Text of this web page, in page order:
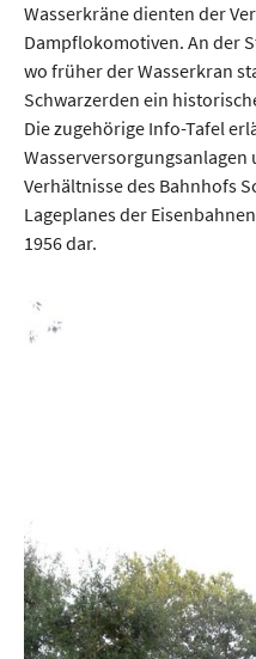
Wasserkräne dienten der
Dampflokomotiven. An der
wo früher der Wasserkran
Schwarzerden ein
Die zugehörige Info-Tafel
Verhältnisse des Bahnhofs
Lageplanes der
1956 dar.
Show larger version